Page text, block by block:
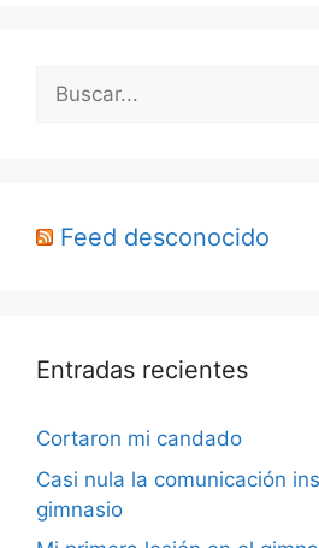
Buscar:
Feed desconocido
Entradas recientes
Cortaron mi candado
Casi nula la comunicación
gimnasio